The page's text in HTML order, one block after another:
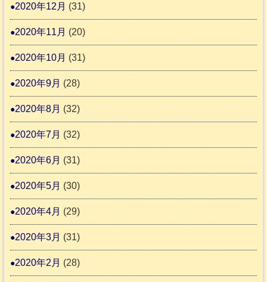
2020年12月 (31)
2020年11月 (20)
2020年10月 (31)
2020年9月 (28)
2020年8月 (32)
2020年7月 (32)
2020年6月 (31)
2020年5月 (30)
2020年4月 (29)
2020年3月 (31)
2020年2月 (28)